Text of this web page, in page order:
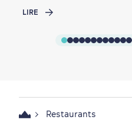
LIRE
Restaurants